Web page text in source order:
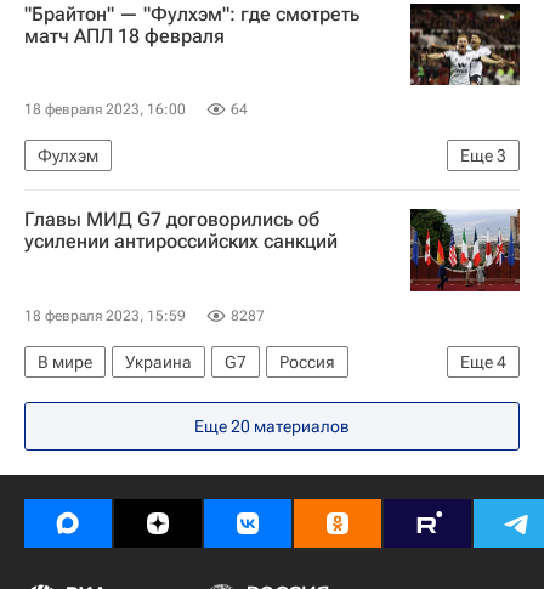
Анонсы и трансляции матчей
"Брайтон" — "Фулхэм": где смотреть
матч АПЛ 18 февраля
18 февраля 2023, 16:00 64
Еще3
Фулхэм
АПЛ 2026-2027 (Чемпионат Англии по футболу)
Брайтон энд Хоув Альбион
Главы МИД G7 договорились об
усилении антироссийских санкций
18 февраля 2023, 15:59 8287
Еще4
В мире Украина G7
Россия
Санкции в отношении России
Экономика
Есимаса Хаяси
Еще 20 материалов